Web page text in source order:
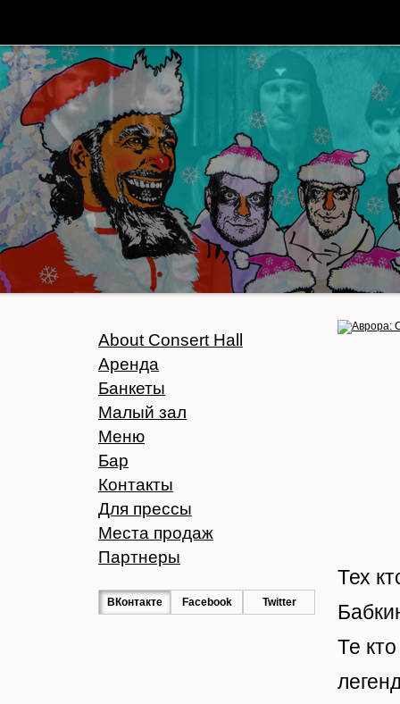
About Consert Hall
Аренда
Банкеты
Малый зал
Меню
Бар
Контакты
Для прессы
Места продаж
Партнеры
ВКонтакте Facebook Twitter
Тех
Те